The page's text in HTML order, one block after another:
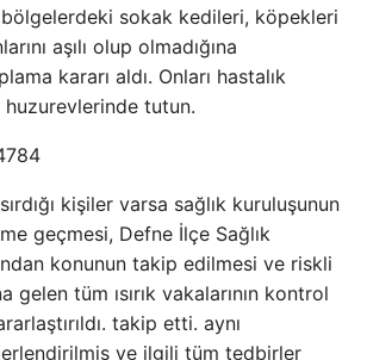
sokak kedileri, köpekleri
aşılı olup olmadığına
kararı aldı. Onları hastalık
tutun.
kişiler varsa sağlık kuruluşunun
geçmesi, Defne İlçe Sağlık
konunun takip edilmesi ve riskli
gelen tüm ısırık vakalarının kontrol
takip etti. aynı
ve ilgili tüm tedbirler